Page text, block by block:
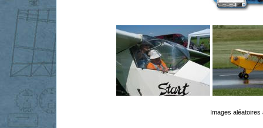
Images aléatoires